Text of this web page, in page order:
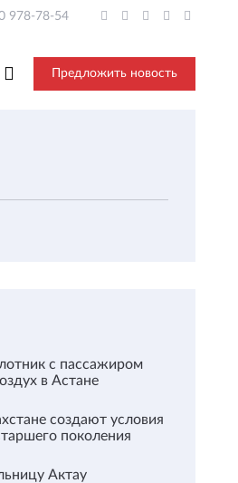
978-78-54
Предложить новость
с пассажиром
в Астане
создают условия
поколения
Актау